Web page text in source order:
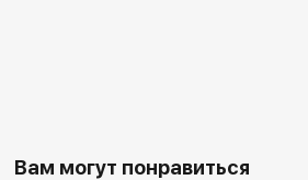
Вам могут понравиться